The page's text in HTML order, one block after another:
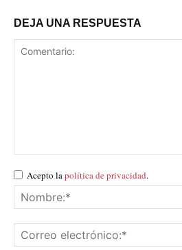
DEJA UNA RESPUESTA
Acepto lapolítica de privacidad.